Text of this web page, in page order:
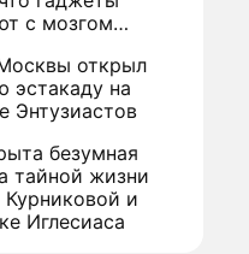
с мозгом
открыл
эстакаду на
Энтузиастов
безумная
тайной жизни
и
Иглесиаса